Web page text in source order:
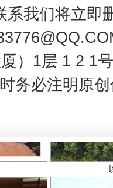
系我们将立即
）1层 1 2 1
务必注明原